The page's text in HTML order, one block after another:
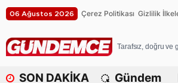
06 Ağustos 2026 Çerez Politikası Gizlilik
Tarafsız, doğru ve
SON DAKİKA Gündem